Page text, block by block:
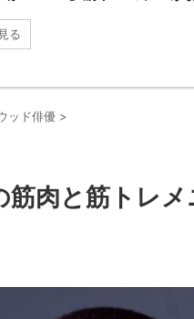
る
ッド俳優 >
筋肉と筋トレ